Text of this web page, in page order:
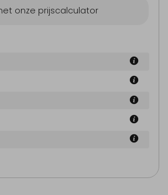
onze prijscalculator